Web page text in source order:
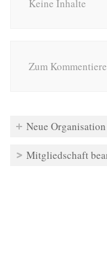
Keine Inhalte
Zum
Neue Organisation
Mitgliedschaft